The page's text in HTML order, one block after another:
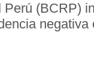
(BCRP)